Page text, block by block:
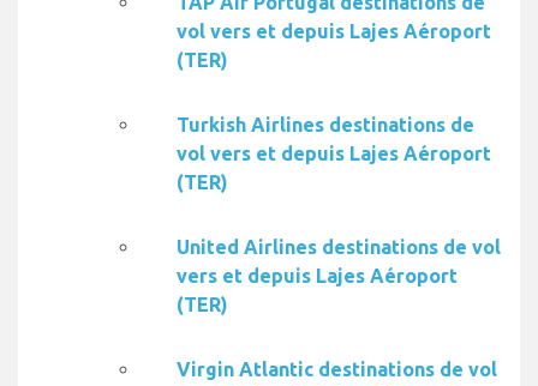
vol vers et depuis Lajes Aéroport
(TER)
Turkish Airlines destinations de
vol vers et depuis Lajes Aéroport
(TER)
United Airlines destinations de vol
vers et depuis Lajes Aéroport
(TER)
Virgin Atlantic destinations de vol